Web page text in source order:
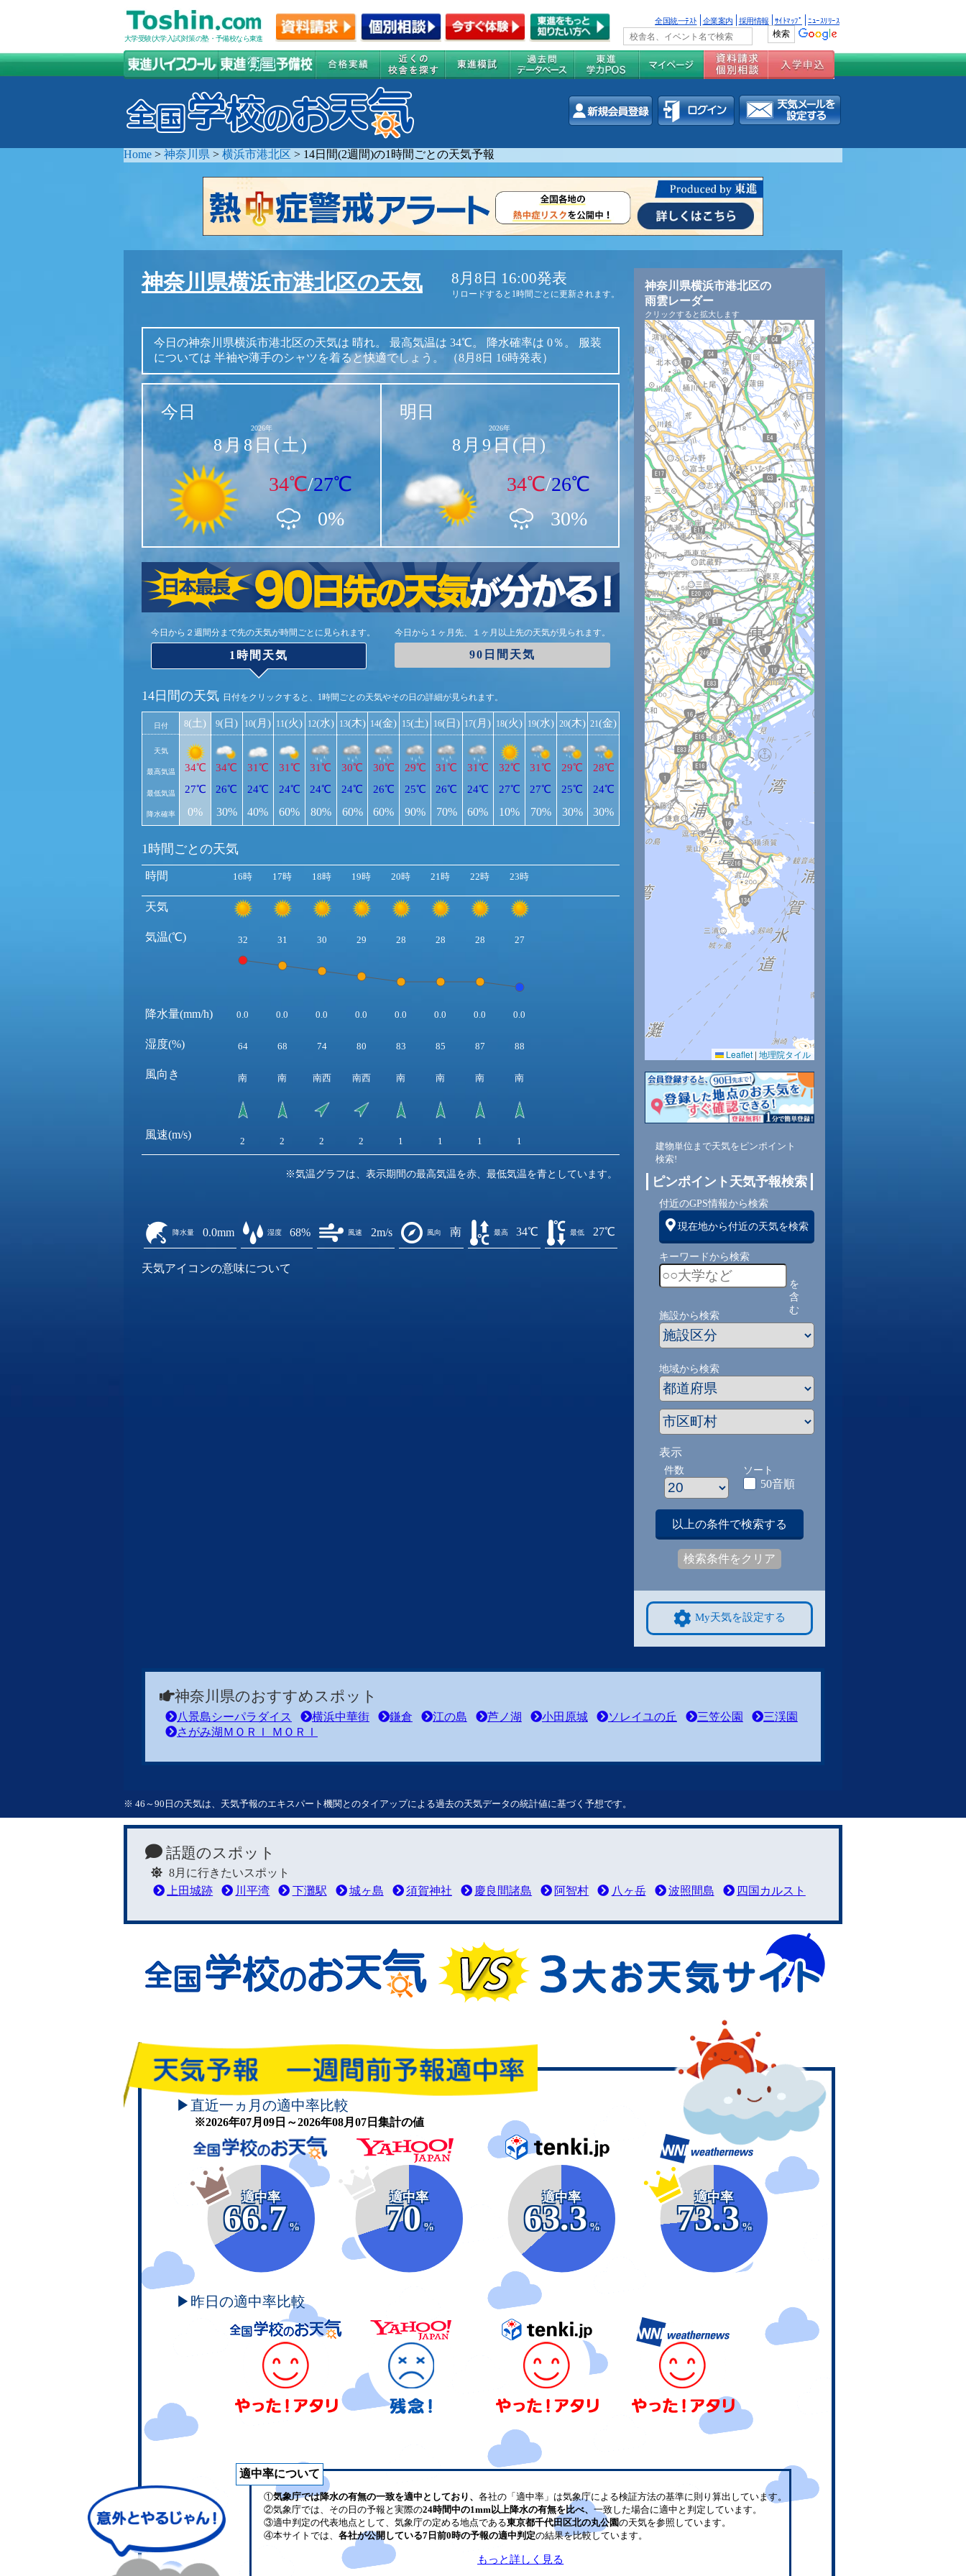
大学受験(大学入試)対策の塾・予備校なら東進
全国統一ﾃｽﾄ 企業案内 採用情報 ｻｲﾄﾏｯﾌﾟ ﾆｭｰｽﾘﾘｰｽ
Home > 神奈川県 > 横浜市港北区 > 14日間(2週間)の1時間ごとの天気予報
神奈川県横浜市港北区の天気 8月8日 16:00発表
リロードすると1時間ごとに更新されます。
今日の神奈川県横浜市港北区の天気は 晴れ。 最高気温は 34℃。 降水確率は 0％。
服装
については 半袖や薄手のシャツを着ると快適でしょう。 （8月8日 16時発表）
今日
2026年
8月8日(土)
34℃/27℃
0%
明日
2026年
8月9日(日)
34℃/26℃
30%
今日から２週間分まで先の天気が時間ごとに見られます。
1時間天気
今日から１ヶ月先、１ヶ月以上先の天気が見られます。
90日間天気
14日間の天気 日付をクリックすると、1時間ごとの天気やその日の詳細が見られます。
日付
天気
最高気温
最低気温
降水確率
8(土)
34℃
27℃
0%
9(日)
34℃
26℃
30%
10(月)
31℃
24℃
40%
11(火)
31℃
24℃
60%
12(水)
31℃
24℃
80%
13(木)
30℃
24℃
60%
14(金)
30℃
26℃
60%
15(土)
29℃
25℃
90%
16(日)
31℃
26℃
70%
17(月)
31℃
24℃
60%
18(火)
32℃
27℃
10%
19(水)
31℃
27℃
70%
20(木)
29℃
25℃
30%
21(金)
28℃
24℃
30%
1時間ごとの天気
時間
天気
気温(℃)
降水量(mm/h)
湿度(%)
風向き
風速(m/s)
16時 17時 18時 19時 20時 21時 22時 23時
32 31 30 29 28 28 28 27
0.0 0.0 0.0 0.0 0.0 0.0 0.0 0.0
64 68 74 80 83 85 87 88
南 南 南西 南西 南 南 南 南
2 2 2 2 1 1 1 1
※気温グラフは、表示期間の最高気温を赤、最低気温を青としています。
降水量 0.0mm 湿度 68% 風速 2m/s 風向 南 最高 34℃ 最低 27℃
天気アイコンの意味について
神奈川県横浜市港北区の
雨雲レーダー
クリックすると拡大します
Leaflet | 地理院タイル
建物単位まで天気をピンポイント
検索!
ピンポイント天気予報検索
付近のGPS情報から検索
現在地から付近の天気を検索
キーワードから検索
を
含
む
施設から検索
地域から検索
表示
件数 ソート
50音順
以上の条件で検索する
検索条件をクリア
My天気を設定する
神奈川県のおすすめスポット
八景島シーパラダイス 横浜中華街 鎌倉 江の島 芦ノ湖 小田原城 ソレイユの丘 三笠公園
三渓園
さがみ湖ＭＯＲＩ ＭＯＲＩ
※ 46～90日の天気は、天気予報のエキスパート機関とのタイアップによる過去の天気データの統計値に基づく予想です。
話題のスポット
8月に行きたいスポット
上田城跡
川平湾 下灘駅 城ヶ島 須賀神社 慶良間諸島 阿智村 八ヶ岳 波照間島 四国カルスト
▶直近一ヵ月の適中率比較
※2026年07月09日～2026年08月07日集計の値
適中率
66.7
%
適中率
70
%
適中率
63.3
%
適中率
73.3
%
▶昨日の適中率比較
適中率について
①気象庁では降水の有無の一致を適中としており、 各社の「適中率」は気象庁による検証方法の基準に則り算出しています。
②気象庁では、その日の予報と実際の24時間中の1mm以上降水の有無を比べ、 一致した場合に適中と判定しています。
③適中判定の代表地点として、気象庁の定める地点である東京都千代田区北の丸公園の天気を参照しています。
④本サイトでは、 各社が公開している7日前0時の予報の適中判定の結果を比較しています。
もっと詳しく見る